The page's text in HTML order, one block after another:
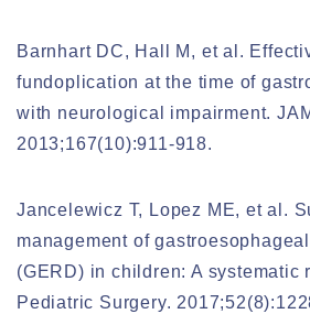
Barnhart DC, Hall M, et al.
fundoplication at the time of
with neurological impairment.
2013;167(10):911-918.
Jancelewicz T, Lopez ME, et al.
management of
(GERD) in children: A systematic
Pediatric Surgery.